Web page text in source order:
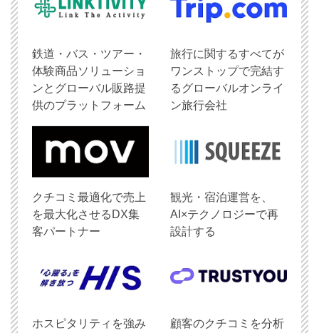
鉄道・バス・ツアー・
体験商品ソリューショ
ンとグローバル販路提
供のプラットフォーム
旅行に関するすべてが
ワンストップで完結す
るグローバルオンライ
ン旅行会社
クチコミ最適化で売上
を最大化させるDX集
客パートナー
観光・宿泊運営を、
AI×テクノロジーで再
設計する
ホスピタリティを強み
顧客のクチコミを分析